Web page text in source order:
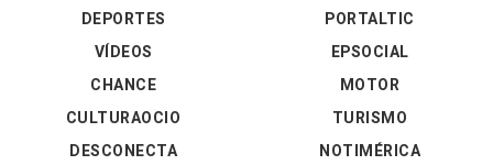
DEPORTES
VÍDEOS
PORTALTIC
EPSOCIAL
CHANCE
CULTURAOCIO
DESCONECTA
MOTOR
TURISMO
NOTIMÉRICA